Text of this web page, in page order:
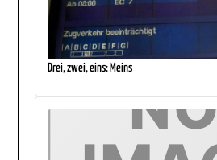
Drei, zwei, eins: Meins